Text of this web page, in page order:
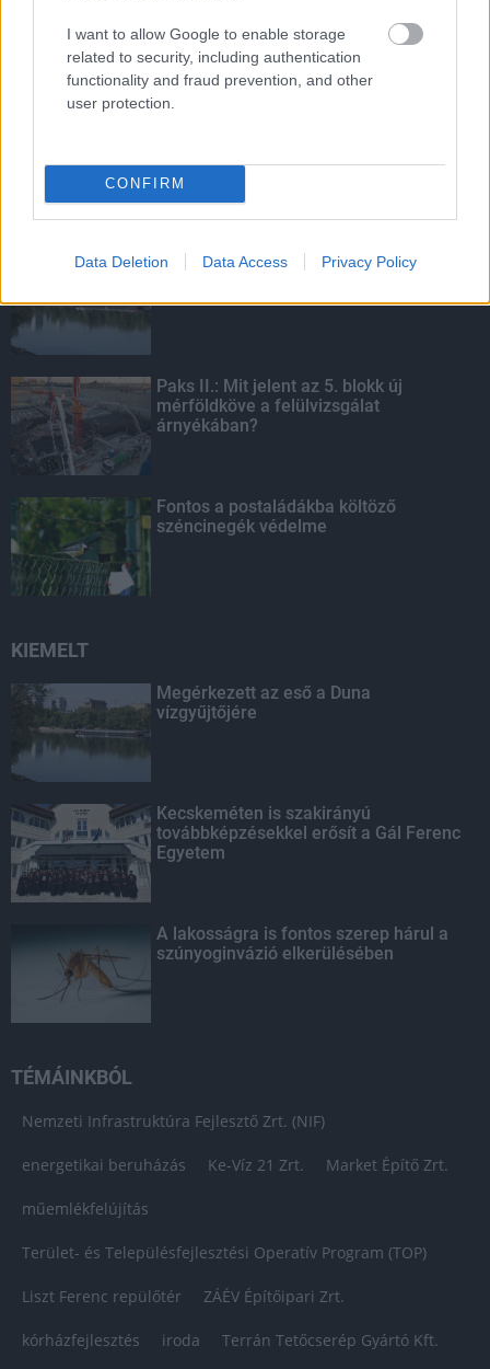
I want to allow Google to enable storage
related to security, including authentication
functionality and fraud prevention, and other
user protection.
CONFIRM
Data Deletion Data Access Privacy Policy
LEGOLVASOTTABB
Megérkezett az eső a Duna
Paks II.: Mit jelent az 5. blokk új
mérföldköve a felülvizsgálat
árnyékában?
Fontos a postaládákba költöző
széncinegék védelme
KIEMELT
Megérkezett az eső a Duna
vízgyűjtőjére
Kecskeméten is szakirányú
továbbképzésekkel erősít a Gál Ferenc
Egyetem
A lakosságra is fontos szerep hárul a
szúnyoginvázió elkerülésében
TÉMÁINKBÓL
Nemzeti Infrastruktúra Fejlesztő Zrt. (NIF)
energetikai beruházás Ke-Víz 21 Zrt. Market Építő Zrt.
műemlékfelújítás
Terület- és Településfejlesztési Operatív Program (TOP)
Liszt Ferenc repülőtér ZÁÉV Építőipari Zrt.
kórházfejlesztés iroda Terrán Tetőcserép Gyártó Kft.